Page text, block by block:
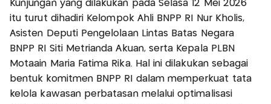
Kunjungan yang dilakukan pada Selasa 12 Mei 2026
itu turut dihadiri Kelompok Ahli BNPP RI Nur Kholis,
Asisten Deputi Pengelolaan Lintas Batas Negara
BNPP RI Siti Metrianda Akuan, serta Kepala PLBN
Motaain Maria Fatima Rika. Hal ini dilakukan sebagai
bentuk komitmen BNPP RI dalam memperkuat tata
kelola kawasan perbatasan melalui optimalisasi